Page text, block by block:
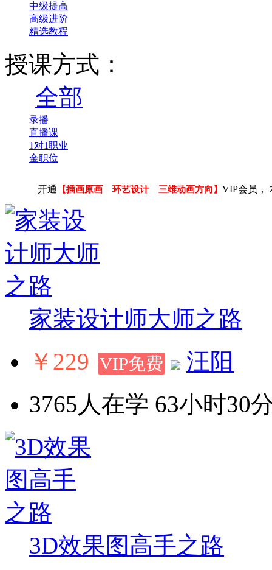
中级提高
高级进阶
精选教程
授课方式：
全部
录播
直播课
1对1职业
金职位
开通 【插画原画 环艺设计 三维动画方向】 VIP会员，
家装设计师大师之路
￥229 VIP免费
汪阳
3765人在学 63小时30
3D效果图高手之路